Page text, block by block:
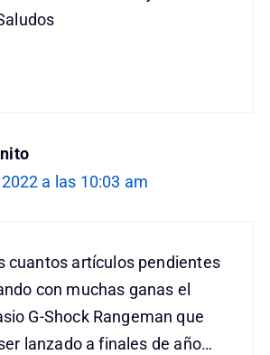
a las 10:03 am
cuantos artículos pendientes
con muchas ganas el
G-Shock Rangeman que
lanzado a finales de año…